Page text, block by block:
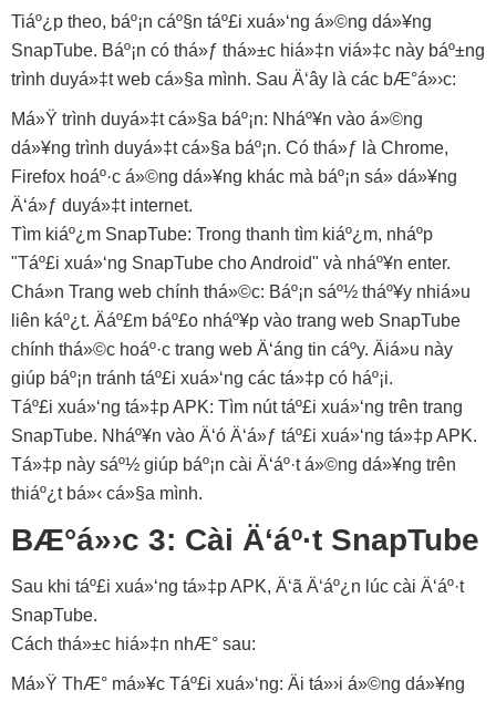
Tiáº¿p theo, báº¡n cáº§n táº£i xuá»‘ng á»©ng dá»¥ng
SnapTube. Báº¡n có thá»ƒ thá»±c hiá»‡n viá»‡c này báº±ng
trình duyá»‡t web cá»§a mình. Sau Ä‘ây là các bÆ°á»›c:
Má»Ÿ trình duyá»‡t cá»§a báº¡n: Nháº¥n vào á»©ng
dá»¥ng trình duyá»‡t cá»§a báº¡n. Có thá»ƒ là Chrome,
Firefox hoáº·c á»©ng dá»¥ng khác mà báº¡n sá»­ dá»¥ng
Ä‘á»ƒ duyá»‡t internet.
Tìm kiáº¿m SnapTube: Trong thanh tìm kiáº¿m, nháº­p
"Táº£i xuá»‘ng SnapTube cho Android" và nháº¥n enter.
Chá»n Trang web chính thá»©c: Báº¡n sáº½ tháº¥y nhiá»u
liên káº¿t. Äáº£m báº£o nháº¥p vào trang web SnapTube
chính thá»©c hoáº·c trang web Ä‘áng tin cáº­y. Äiá»u này
giúp báº¡n tránh táº£i xuá»‘ng các tá»‡p có háº¡i.
Táº£i xuá»‘ng tá»‡p APK: Tìm nút táº£i xuá»‘ng trên trang
SnapTube. Nháº¥n vào Ä‘ó Ä‘á»ƒ táº£i xuá»‘ng tá»‡p APK.
Tá»‡p này sáº½ giúp báº¡n cài Ä‘áº·t á»©ng dá»¥ng trên
thiáº¿t bá»‹ cá»§a mình.
BÆ°á»›c 3: Cài Ä‘áº·t SnapTube
Sau khi táº£i xuá»‘ng tá»‡p APK, Ä‘ã Ä‘áº¿n lúc cài Ä‘áº·t
SnapTube.
Cách thá»±c hiá»‡n nhÆ° sau:
Má»Ÿ ThÆ° má»¥c Táº£i xuá»‘ng: Äi tá»›i á»©ng dá»¥ng